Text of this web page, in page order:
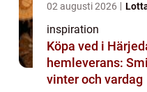
02 augusti 2026
inspiration
Köpa ved i
hemleverans:
vinter och vardag